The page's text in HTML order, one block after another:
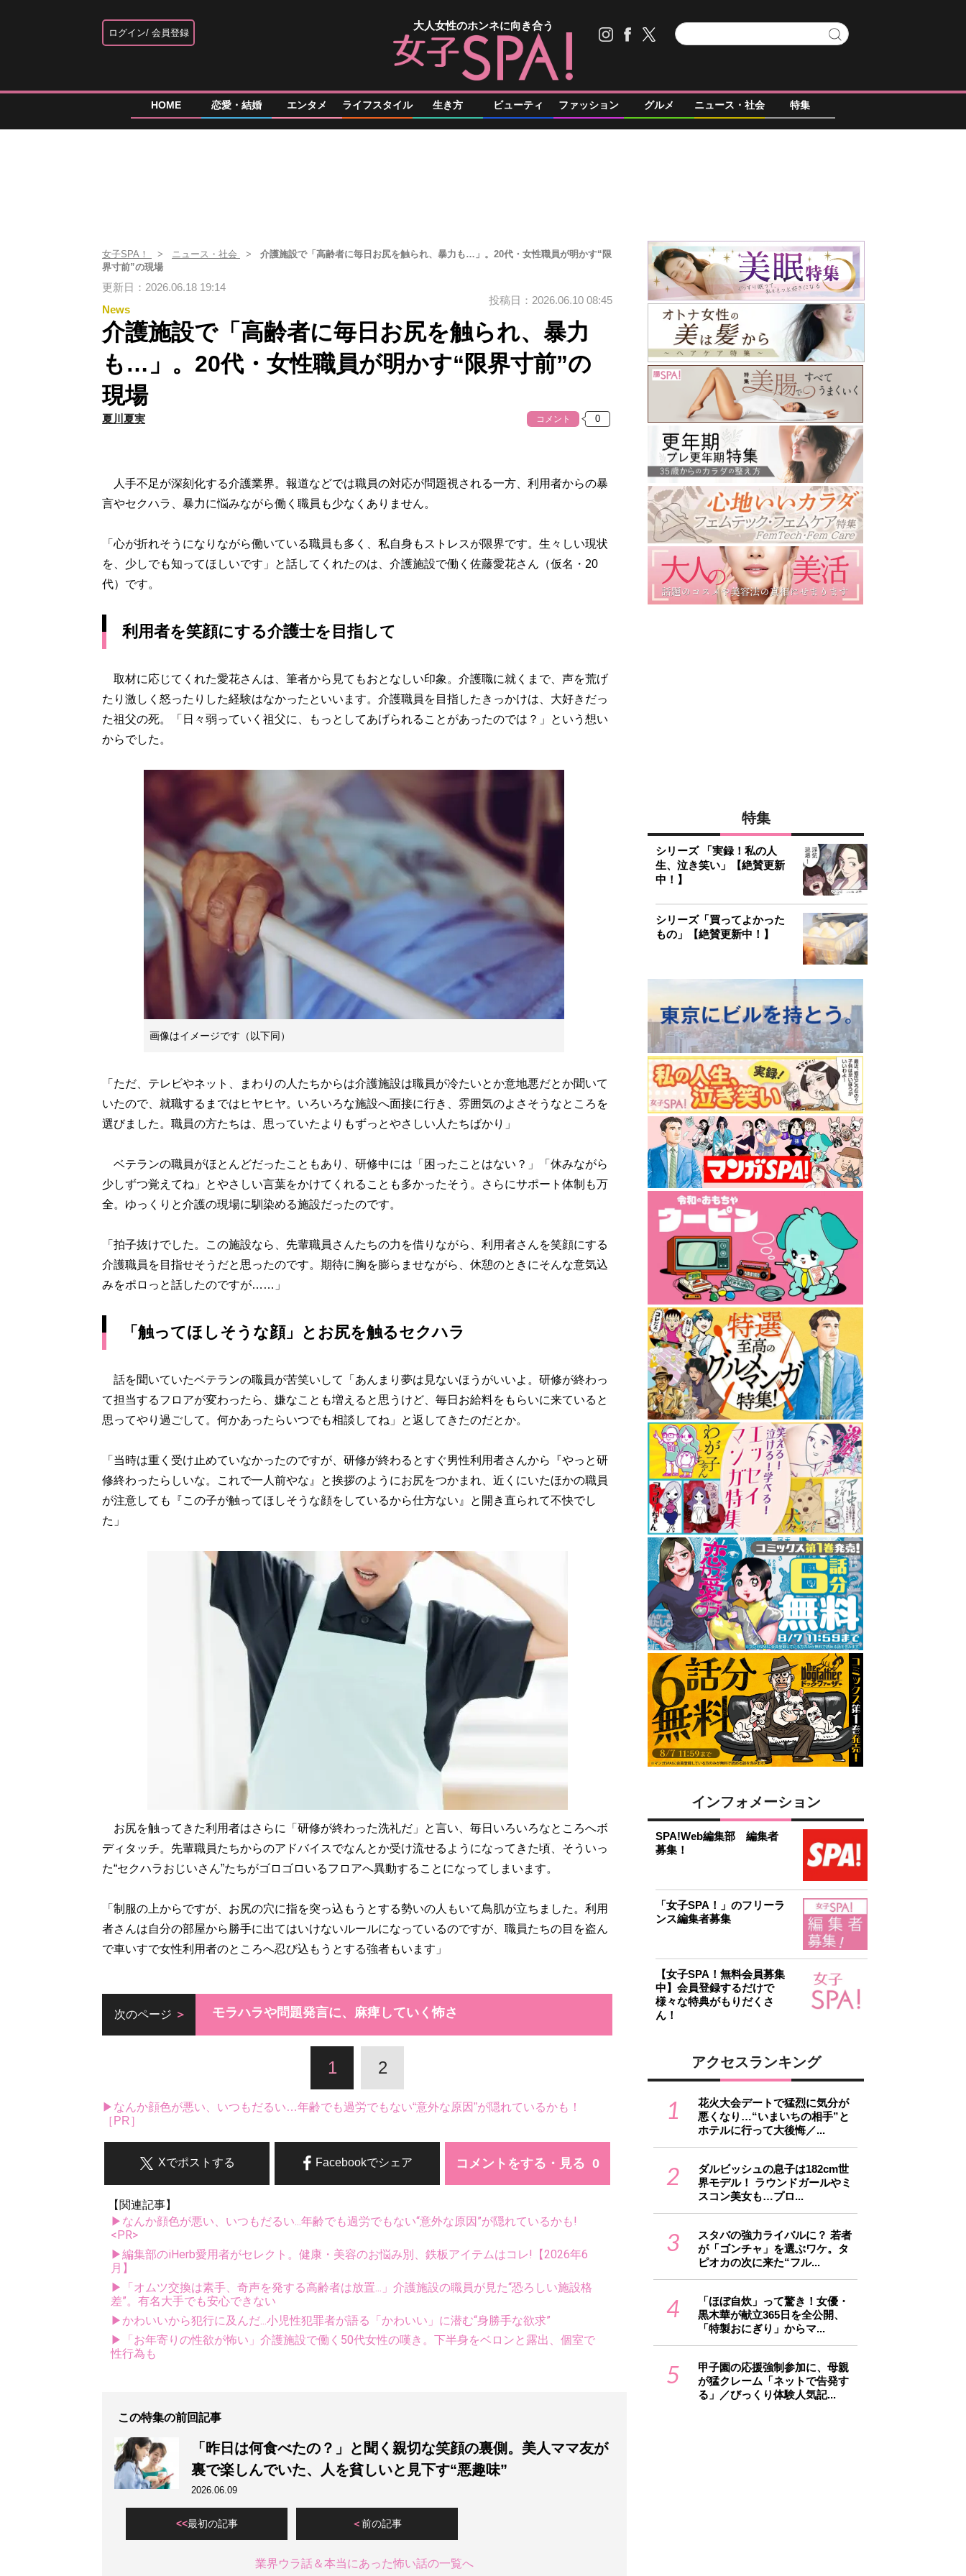
ログイン 会員登録
大人女性のホンネに向き合う
HOME 恋愛・結婚 エンタメ ライフスタイル 生き方 ビューティ ファッション グルメ ニュース・社会 特集
女子SPA！ ニュース・社会
介護施設で「高齢者に毎日お尻を触られ、暴力も…」。20代・女性職員が明かす“限
界寸前”の現場
更新日：2026.06.18 19:14
News
投稿日：2026.06.10 08:45
介護施設で「高齢者に毎日お尻を触られ、暴力
も…」。20代・女性職員が明かす“限界寸前”の
現場
夏川夏実 コメント
人手不足が深刻化する介護業界。報道などでは職員の対応が問題視される一方、利用者からの暴
言やセクハラ、暴力に悩みながら働く職員も少なくありません。
「心が折れそうになりながら働いている職員も多く、私自身もストレスが限界です。生々しい現状
を、少しでも知ってほしいです」と話してくれたのは、介護施設で働く佐藤愛花さん（仮名・20
代）です。
利用者を笑顔にする介護士を目指して
取材に応じてくれた愛花さんは、筆者から見てもおとなしい印象。介護職に就くまで、声を荒げ
たり激しく怒ったりした経験はなかったといいます。介護職員を目指したきっかけは、大好きだっ
た祖父の死。「日々弱っていく祖父に、もっとしてあげられることがあったのでは？」という想い
からでした。
画像はイメージです（以下同）
「ただ、テレビやネット、まわりの人たちからは介護施設は職員が冷たいとか意地悪だとか聞いて
いたので、就職するまではヒヤヒヤ。いろいろな施設へ面接に行き、雰囲気のよさそうなところを
選びました。職員の方たちは、思っていたよりもずっとやさしい人たちばかり」
ベテランの職員がほとんどだったこともあり、研修中には「困ったことはない？」「休みながら
少しずつ覚えてね」とやさしい言葉をかけてくれることも多かったそう。さらにサポート体制も万
全。ゆっくりと介護の現場に馴染める施設だったのです。
「拍子抜けでした。この施設なら、先輩職員さんたちの力を借りながら、利用者さんを笑顔にする
介護職員を目指せそうだと思ったのです。期待に胸を膨らませながら、休憩のときにそんな意気込
みをポロっと話したのですが……」
「触ってほしそうな顔」とお尻を触るセクハラ
話を聞いていたベテランの職員が苦笑いして「あんまり夢は見ないほうがいいよ。研修が終わっ
て担当するフロアが変わったら、嫌なことも増えると思うけど、毎日お給料をもらいに来ていると
思ってやり過ごして。何かあったらいつでも相談してね」と返してきたのだとか。
「当時は重く受け止めていなかったのですが、研修が終わるとすぐ男性利用者さんから『やっと研
修終わったらしいな。これで一人前やな』と挨拶のようにお尻をつかまれ、近くにいたほかの職員
が注意しても『この子が触ってほしそうな顔をしているから仕方ない』と開き直られて不快でし
た」
お尻を触ってきた利用者はさらに「研修が終わった洗礼だ」と言い、毎日いろいろなところへボ
ディタッチ。先輩職員たちからのアドバイスでなんとか受け流せるようになってきた頃、そういっ
た“セクハラおじいさん”たちがゴロゴロいるフロアへ異動することになってしまいます。
「制服の上からですが、お尻の穴に指を突っ込もうとする勢いの人もいて鳥肌が立ちました。利用
者さんは自分の部屋から勝手に出てはいけないルールになっているのですが、職員たちの目を盗ん
で車いすで女性利用者のところへ忍び込もうとする強者もいます」
次のページ モラハラや問題発言に、麻痺していく怖さ
1 2
▶なんか顔色が悪い、いつもだるい…年齢でも過労でもない“意外な原因”が隠れているかも！
［PR］
コメントをする・見る
Facebookでシェア
Xでポストする
【関連記事】
▶なんか顔色が悪い、いつもだるい...年齢でも過労でもない“意外な原因”が隠れているかも!
<PR>
▶編集部のiHerb愛用者がセレクト。健康・美容のお悩み別、鉄板アイテムはコレ!【2026年6
月】
▶「オムツ交換は素手、奇声を発する高齢者は放置...」介護施設の職員が見た“恐ろしい施設格
差”。有名大手でも安心できない
▶かわいいから犯行に及んだ...小児性犯罪者が語る「かわいい」に潜む“身勝手な欲求”
▶「お年寄りの性欲が怖い」介護施設で働く50代女性の嘆き。下半身をベロンと露出、個室で
性行為も
この特集の前回記事
「昨日は何食べたの？」と聞く親切な笑顔の裏側。美人ママ友が
裏で楽しんでいた、人を貧しいと見下す“悪趣味”
2026.06.09
最初の記事 前の記事
業界ウラ話＆本当にあった怖い話の一覧へ
特集
シリーズ 「実録！私の人
生、泣き笑い」【絶賛更新
中！】
シリーズ「買ってよかった
もの」【絶賛更新中！】
インフォメーション
SPA!Web編集部 編集者
募集！
「女子SPA！」のフリーラ
ンス編集者募集
【女子SPA！無料会員募集
中】会員登録するだけで
様々な特典がもりだくさ
ん！
アクセスランキング
1
花火大会デートで猛烈に気分が
悪くなり…“いまいちの相手”と
ホテルに行って大後悔／...
2
ダルビッシュの息子は182cm世
界モデル！ ラウンドガールやミ
スコン美女も…プロ...
3
スタバの強力ライバルに？ 若者
が「ゴンチャ」を選ぶワケ。タ
ピオカの次に来た“フル...
4
「ほぼ自炊」って驚き！女優・
黒木華が献立365日を全公開、
「特製おにぎり」からマ...
5
甲子園の応援強制参加に、母親
が猛クレーム「ネットで告発す
る」／びっくり体験人気記...